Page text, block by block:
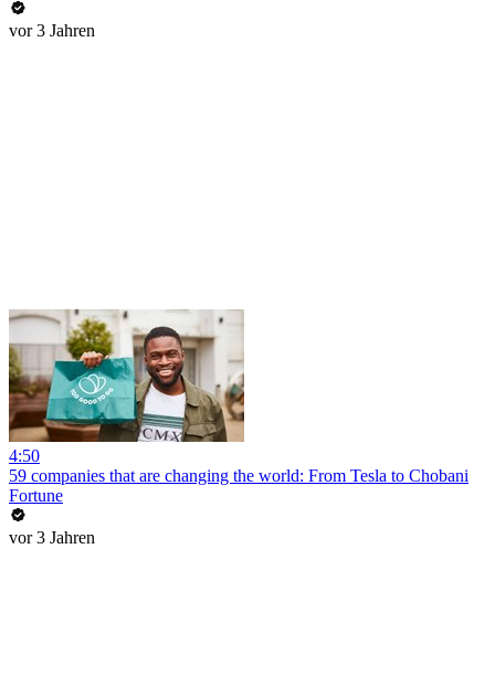
vor 3 Jahren
4:50
59 companies that are changing the world: From Tesla to Chobani
Fortune
vor 3 Jahren